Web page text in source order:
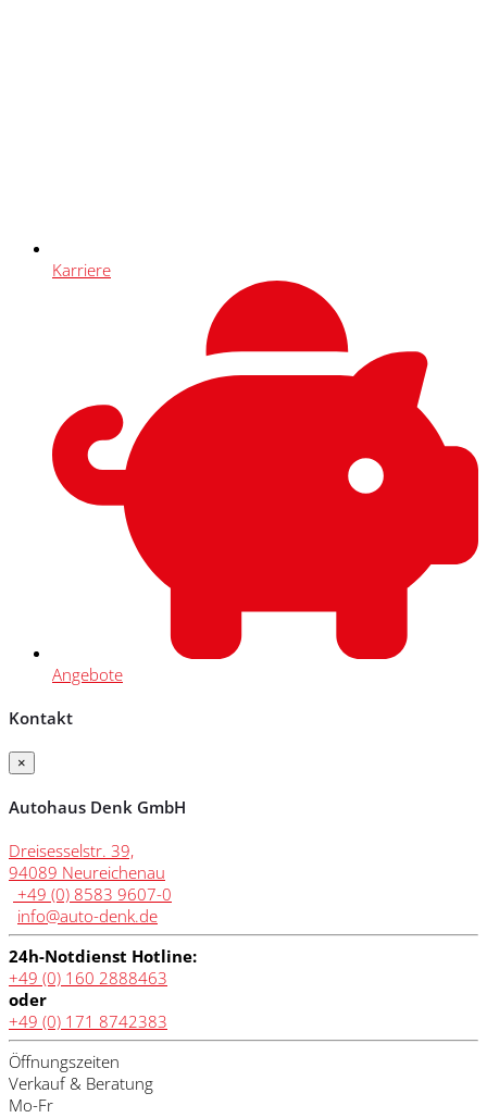
Karriere
Angebote
Kontakt
×
Autohaus Denk GmbH
Dreisesselstr. 39,
94089 Neureichenau
+49 (0) 8583 9607-0
info@auto-denk.de
24h-Notdienst Hotline:
+49 (0) 160 2888463
oder
+49 (0) 171 8742383
Öffnungszeiten
Verkauf & Beratung
Mo-Fr